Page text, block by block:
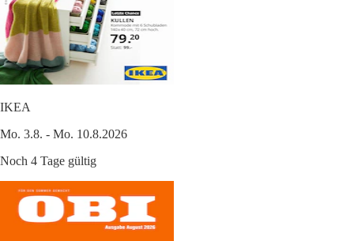
IKEA
Mo. 3.8. - Mo. 10.8.2026
Noch 4 Tage gültig